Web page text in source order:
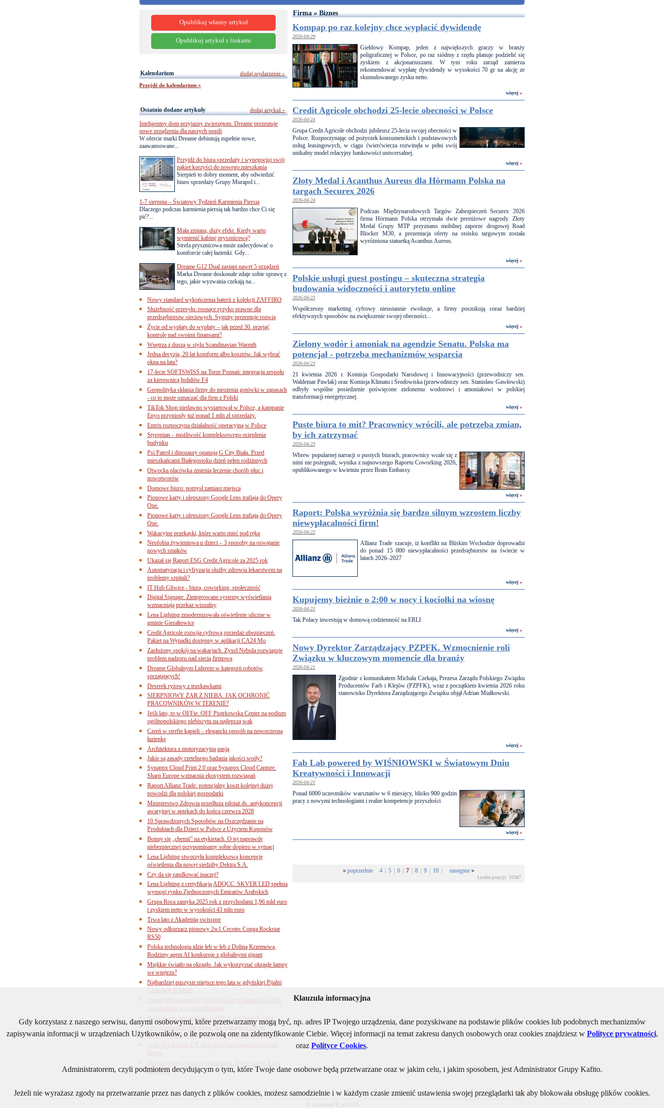
Firma » Biznes
Kompap po raz kolejny chce wypłacić dywidendę
2026-04-29
Giełdowy Kompap, jeden z największych graczy w branży
poligraficznej w Polsce, po raz siódmy z rzędu planuje podzielić się
zyskiem z akcjonariuszami. W tym roku zarząd zamierza
rekomendować wypłatę dywidendy w wysokości 70 gr na akcję ze
skumulowanego zysku netto.
więcej »
Credit Agricole obchodzi 25-lecie obecności w Polsce
2026-04-24
Grupa Credit Agricole obchodzi jubileusz 25-lecia swojej obecności w
Polsce. Rozpoczynając od pożyczek konsumenckich i podstawowych
usług leasingowych, w ciągu ćwierćwiecza rozwinęła w pełni swój
unikalny model relacyjny bankowości uniwersalnej.
więcej »
Złoty Medal i Acanthus Aureus dla Hörmann Polska na
targach Securex 2026
2026-04-24
Podczas Międzynarodowych Targów Zabezpieczeń Securex 2026
firma Hörmann Polska otrzymała dwie prestiżowe nagrody. Złoty
Medal Grupy MTP przyznano mobilnej zaporze drogowej Road
Blocker M30, a prezentacja oferty na stoisku targowym została
wyróżniona statuetką Acanthus Aureus.
więcej »
Polskie usługi guest postingu – skuteczna strategia
budowania widoczności i autorytetu online
2026-04-23
Współczesny marketing cyfrowy nieustannie ewoluuje, a firmy poszukują coraz bardziej
efektywnych sposobów na zwiększenie swojej obecności...
więcej »
Zielony wodór i amoniak na agendzie Senatu. Polska ma
potencjał - potrzeba mechanizmów wsparcia
2026-04-23
21 kwietnia 2026 r. Komisja Gospodarki Narodowej i Innowacyjności (przewodniczy sen.
Waldemar Pawlak) oraz Komisja Klimatu i Środowiska (przewodniczy sen. Stanisław Gawłowski)
odbyły wspólne posiedzenie poświęcone zielonemu wodorowi i amoniakowi w polskiej
transformacji energetycznej.
więcej »
Puste biura to mit? Pracownicy wrócili, ale potrzeba zmian,
by ich zatrzymać
2026-04-23
Wbrew popularnej narracji o pustych biurach, pracownicy wcale się z
nimi nie pożegnali, wynika z najnowszego Raportu Coworking 2026,
opublikowanego w kwietniu przez Brain Embassy.
więcej »
Raport: Polska wyróżnia się bardzo silnym wzrostem liczby
niewypłacalności firm!
2026-04-22
Allianz Trade szacuje, iż konflikt na Bliskim Wschodzie doprowadzi
do ponad 15 000 niewypłacalności przedsiębiorstw na świecie w
latach 2026–2027
więcej »
Kupujemy bieżnie o 2:00 w nocy i kociołki na wiosnę
2026-04-21
Tak Polacy inwestują w domową codzienność na ERLI
więcej »
Nowy Dyrektor Zarządzający PZPFK. Wzmocnienie roli
Związku w kluczowym momencie dla branży
2026-04-21
Zgodnie z komunikatem Michała Czekaja, Prezesa Zarządu Polskiego Związku
Producentów Farb i Klejów (PZPFK), wraz z początkiem kwietnia 2026 roku
stanowisko Dyrektora Zarządzającego Związku objął Adrian Miałkowski.
więcej »
Fab Lab powered by WIŚNIOWSKI w Światowym Dniu
Kreatywności i Innowacji
2026-04-21
Ponad 6000 uczestników warsztatów w 6 miesięcy, blisko 900 godzin
pracy z nowymi technologiami i realne kompetencje przyszłości
więcej »
« poprzednie 4 5 6 7 8 9 10 następne »
Liczba pozycji: 10387
Opublikuj własny artykuł
Opublikuj artykuł z linkami
Kalendarium
Przejdź do kalendarium »
dodaj wydarzenie »
Ostatnio dodane artykuły
Inteligentny dom przyjazny zwierzętom. Dreame prezentuje
nowe urządzenia dla naszych pupili
W ofercie marki Dreame debiutują zupełnie nowe,
zaawansowane...
Przyjdź do biura sprzedaży i wynegocjuj swój
pakiet korzyści do nowego mieszkania
Sierpień to dobry moment, aby odwiedzić
biuro sprzedaży Grupy Murapol i...
1-7 sierpnia – Światowy Tydzień Karmienia Piersią
Dlaczego podczas karmienia piersią tak bardzo chce Ci się
pić?...
Mała zmiana, duży efekt. Kiedy warto
wymienić kabinę prysznicową?
Strefa prysznicowa może zadecydować o
komforcie całej łazienki. Gdy...
Dreame G12 Dual zastąpi nawet 5 urządzeń
Marka Dreame doskonale zdaje sobie sprawę z
tego, jakie wyzwania czekają na...
Nowy standard wykończenia baterii z kolekcji ZAFFIRO
Służebność przesyłu: rosnące ryzyko prawne dla
przedsiębiorstw sieciowych. Sygnity prezentuje rozwią
Życie od wypłaty do wypłaty – jak przed 30. przejąć
kontrolę nad swoimi finansami?
Wnętrza z duszą w stylu Scandinavian Warmth
Jedna decyzja, 20 lat komfortu albo kosztów. Jak wybrać
okna na lata?
17-lecie SOFTSWISS na Torze Poznań: integracja zespołu
za kierownicą bolidów F4
Geopolityka skłania firmy do mrożenia gotówki w zapasach
- co to może oznaczać dla firm z Polski
TikTok Shop niedawno wystartował w Polsce, a kampanie
Enyo przyniosły już ponad 1 mln zł sprzedaży.
Entrix rozpoczyna działalność operacyjną w Polsce
Styropian – możliwość kompleksowego ocieplenia
budynku
Psi Patrol i dinozaury opanują G City Biała. Przed
mieszkańcami Białegostoku dzień pełen rodzinnych
Otwocka placówka zmienia leczenie chorób płuc i
nowotworów
Domowe biuro: pomysł zamiast miejsca
Pionowe karty i ulepszony Google Lens trafiają do Opery
One.
Pionowe karty i ulepszony Google Lens trafiają do Opery
One.
Wakacyjne przekąski, które warto mieć pod ręką
Neofobia żywieniowa u dzieci – 3 sposoby na oswajanie
nowych smaków
Ukazał się Raport ESG Credit Agricole za 2025 rok
Automatyzacja i cyfryzacja służby zdrowia lekarstwem na
problemy szpitali?
IT Hub Gliwice - biura, coworking, społeczność
Digital Signage. Zintegrowane systemy wyświetlania
wzmacniają przekaz wizualny
Lena Lighting zmodernizowała oświetlenie uliczne w
gminie Gierałtowice
Credit Agricole rozwija cyfrową sprzedaż ubezpieczeń.
Pakiet na Wypadki dostępny w aplikacji CA24 Mo
Zasłużony spokój na wakacjach. Zyxel Nebula rozwiązuje
problem nadzoru nad siecią firmową
Dreame Globalnym Liderem w kategorii robotów
sprzątających!
Deserek ryżowy z truskawkami
SIERPNIOWY ŻAR Z NIEBA. JAK OCHRONIĆ
PRACOWNIKÓW W TERENIE?
Jeśli lato, to w OFFie. OFF Piotrkowska Center na podium
ogólnopolskiego plebiscytu na najlepszą wak
Czerń w strefie kąpieli – elegancki sposób na nowoczesną
łazienkę
Architektura z motoryzacyjną pasją
Jakie są zasady rzetelnego badania jakości wody?
Synappx Cloud Print 2.0 oraz Synappx Cloud Capture.
Sharp Europe wzmacnia ekosystem rozwiązań
Raport Allianz Trade: potencjalny koszt kolejnej dużej
powodzi dla polskiej gospodarki
Ministerstwo Zdrowia przedłuża pilotaż ds. antykoncepcji
awaryjnej w aptekach do końca czerwca 2028
10 Sprawdzonych Sposobów na Oszczędzanie na
Produktach dla Dzieci w Polsce z Użyciem Kuponów
Boimy się „chemii” na etykietach. O tej naprawdę
niebezpiecznej przypominamy sobie dopiero w sytuacj
Lena Lighting stworzyła kompleksową koncepcję
oświetlenia dla nowej siedziby Dektra S.A.
Czy da się randkować inaczej?
Lena Lighting z certyfikacją ADQCC. SKVER LED spełnia
wymogi rynku Zjednoczonych Emiratów Arabskich
Grupa Roca zamyka 2025 rok z przychodami 1,96 mld euro
i zyskiem netto w wysokości 43 mln euro
Trwa lato z Akademią swisspor
Nowy odkurzacz pionowy 2w1 Cecotec Conga Rockstar
RS50
Polska technologia idzie łeb w łeb z Doliną Krzemową.
Rodzimy agent AI konkuruje z globalnymi gigant
Miękkie światło na okrągło. Jak wykorzystać okrągłe lampy
we wnętrzu?
Najbardziej puszyste miejsce tego lata w gdyńskiej Pijalni
Czekolady E.Wedel
Ostatni Mieszkaniowy Dzień Otwarty z rabatami do 20%
na całą ofertę w Grupie Murapol
Rozwiązania przeciwpaniczne BKS: dźwignia B-7404
Ceny surowców pod presją. Jak sytuacja w rejonie
Cieśniny Ormuz wpływa na branżę chemii budowlanej?
Tylko 6% liderów CX chce pełnej automatyzacji obsługi
klienta
Odwaga formy, precyzja technologii. Nowe baterie Kay i
L20 Roca
dodaj artykuł »
© CentrumPR.pl 2026
Klauzula informacyjna
Gdy korzystasz z naszego serwisu, danymi osobowymi, które przetwarzamy mogą być, np. adres IP Twojego urządzenia, dane pozyskiwane na podstawie plików cookies lub podobnych mechanizmów
zapisywania informacji w urządzeniach Użytkowników, o ile pozwolą one na zidentyfikowanie Ciebie. Więcej informacji na temat zakresu danych osobowych oraz cookies znajdziesz w Polityce prywatności,
oraz Polityce Cookies.
Administratorem, czyli podmiotem decydującym o tym, które Twoje dane osobowe będą przetwarzane oraz w jakim celu, i jakim sposobem, jest Administrator Grupy Kafito.
Jeżeli nie wyrażasz zgody na przetwarzanie przez nas danych z plików cookies, możesz samodzielnie i w każdym czasie zmienić ustawienia swojej przeglądarki tak aby blokowała obsługę plików cookies.